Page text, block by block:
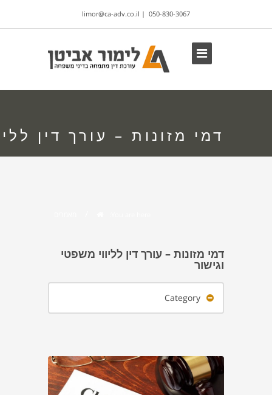
050-830-3067
|
limor@ca-adv.co.il
דמי מזונות – עורך דין
דמי מזונות – עורך דין לליווי משפטי
וגישור
Category